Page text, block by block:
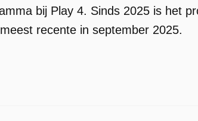
bij Play 4. Sinds 2025 is het
recente in september 2025.